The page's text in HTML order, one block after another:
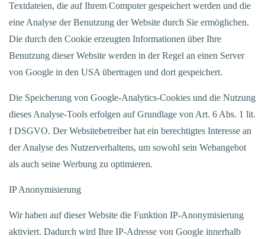
Textdateien, die auf Ihrem Computer gespeichert werden und die
eine Analyse der Benutzung der Website durch Sie ermöglichen.
Die durch den Cookie erzeugten Informationen über Ihre
Benutzung dieser Website werden in der Regel an einen Server
von Google in den USA übertragen und dort gespeichert.
Die Speicherung von Google-Analytics-Cookies und die Nutzung
dieses Analyse-Tools erfolgen auf Grundlage von Art. 6 Abs. 1 lit.
f DSGVO. Der Websitebetreiber hat ein berechtigtes Interesse an
der Analyse des Nutzerverhaltens, um sowohl sein Webangebot
als auch seine Werbung zu optimieren.
IP Anonymisierung
Wir haben auf dieser Website die Funktion IP-Anonymisierung
aktiviert. Dadurch wird Ihre IP-Adresse von Google innerhalb